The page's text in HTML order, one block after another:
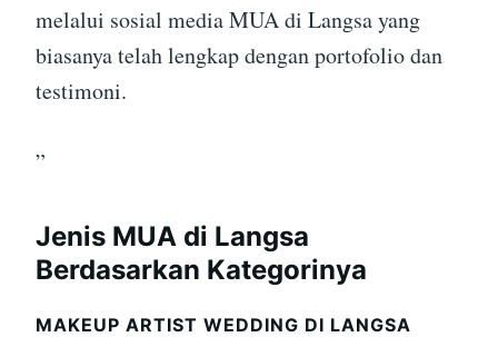
melalui sosial media MUA di Langsa yang
biasanya telah lengkap dengan portofolio dan
testimoni.
”
Jenis MUA di Langsa
Berdasarkan Kategorinya
MAKEUP ARTIST WEDDING DI LANGSA